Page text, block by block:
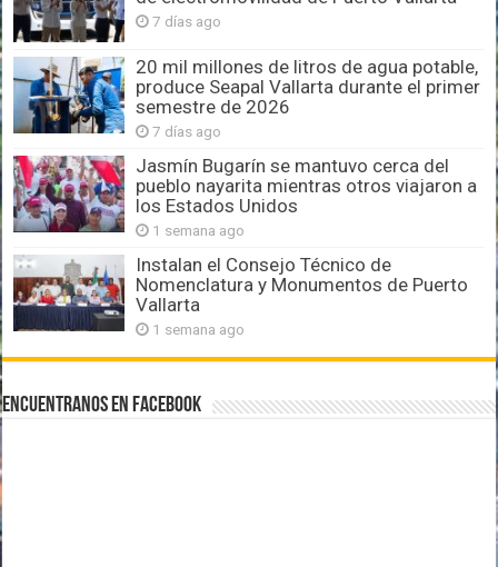
7 días ago
20 mil millones de litros de agua potable,
produce Seapal Vallarta durante el primer
semestre de 2026
7 días ago
Jasmín Bugarín se mantuvo cerca del
pueblo nayarita mientras otros viajaron a
los Estados Unidos
1 semana ago
Instalan el Consejo Técnico de
Nomenclatura y Monumentos de Puerto
Vallarta
1 semana ago
Encuentranos en Facebook